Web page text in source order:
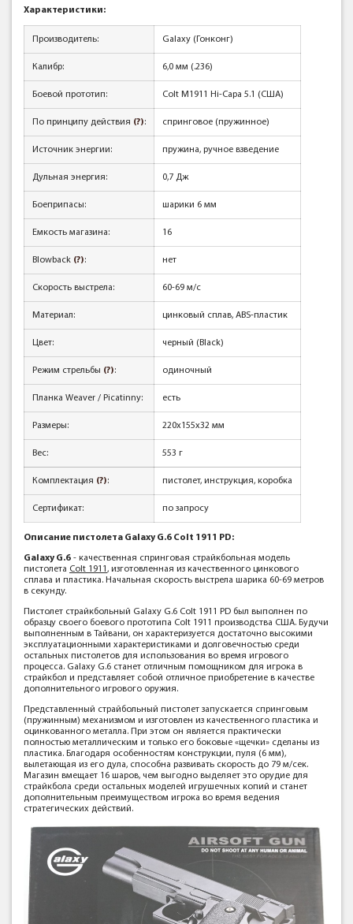
Характеристики:
Производитель: Galaxy (Гонконг)
Калибр: 6,0 мм (.236)
Боевой прототип: Colt M1911 Hi-Capa 5.1 (США)
По принципу действия (?): спринговое (пружинное)
Источник энергии: пружина, ручное взведение
Дульная энергия: 0,7 Дж
Боеприпасы: шарики 6 мм
Емкость магазина: 16
Blowback (?): нет
Скорость выстрела: 60-69 м/с
Материал: цинковый сплав, ABS-пластик
Цвет: черный (Black)
Режим стрельбы (?): одиночный
Планка Weaver / Picatinny: есть
Размеры: 220x155x32 мм
Вес: 553 г
Комплектация (?): пистолет, инструкция, коробка
Сертификат: по запросу
Описание пистолета Galaxy G.6 Colt 1911 PD:
Galaxy G.6 - качественная спринговая страйкбольная модель
пистолета Colt 1911 , изготовленная из качественного цинкового
сплава и пластика. Начальная скорость выстрела шарика 60-69 метров
в секунду.
Пистолет страйкбольный Galaxy G.6 Colt 1911 PD был выполнен по
образцу своего боевого прототипа Colt 1911 производства США. Будучи
выполненным в Тайвани, он характеризуется достаточно высокими
эксплуатационными характеристиками и долговечностью среди
остальных пистолетов для использования во время игрового
процесса. Galaxy G.6 станет отличным помощником для игрока в
страйкбол и представляет собой отличное приобретение в качестве
дополнительного игрового оружия.
Представленный страйбольный пистолет запускается спринговым
(пружинным) механизмом и изготовлен из качественного пластика и
оцинкованного металла. При этом он является практически
полностью металлическим и только его боковые «щечки» сделаны из
пластика. Благодаря особенностям конструкции, пуля (6 мм),
вылетающая из его дула, способна развивать скорость до 79 м/сек.
Магазин вмещает 16 шаров, чем выгодно выделяет это орудие для
страйкбола среди остальных моделей игрушечных копий и станет
дополнительным преимуществом игрока во время ведения
стратегических действий.